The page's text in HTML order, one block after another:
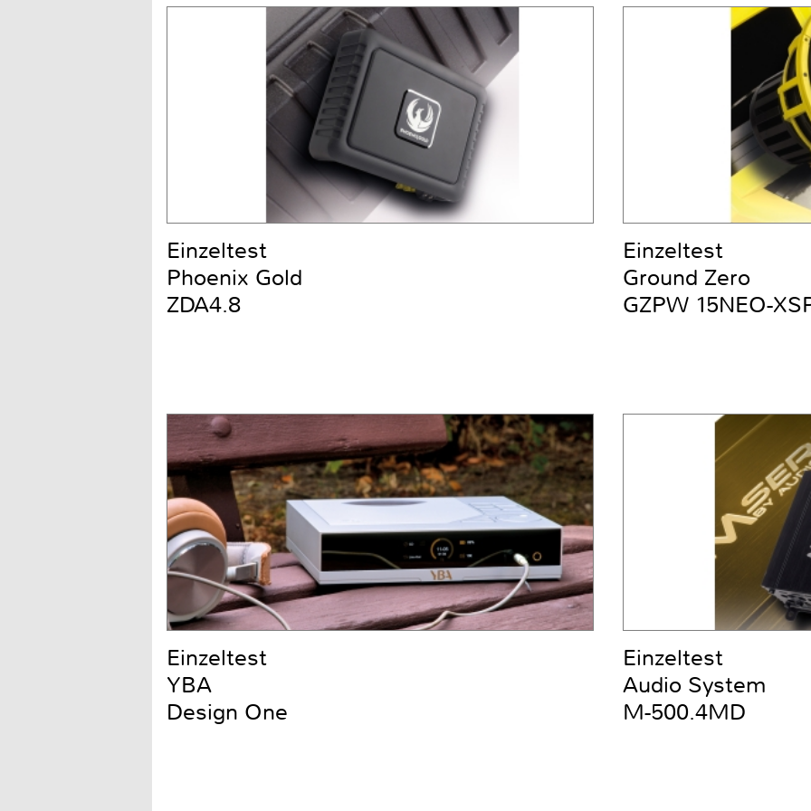
Einzeltest
Phoenix Gold
ZDA4.8
Einzeltest
Ground Zero
GZPW 15NEO-
Einzeltest
YBA
Design One
Einzeltest
Audio System
M-500.4MD